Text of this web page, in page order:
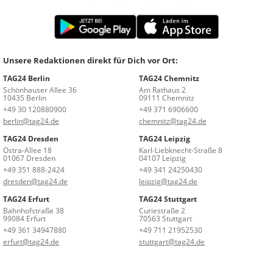
Unsere Redaktionen direkt für Dich vor Ort:
TAG24 Berlin
Schönhauser Allee 36
10435 Berlin
+49 30 120880900
berlin@tag24.de
TAG24 Chemnitz
Am Rathaus 2
09111 Chemnitz
+49 371 6906600
chemnitz@tag24.de
TAG24 Dresden
Ostra-Allee 18
01067 Dresden
+49 351 888-2424
dresden@tag24.de
TAG24 Leipzig
Karl-Liebknecht-Straße 8
04107 Leipzig
+49 341 24250430
leipzig@tag24.de
TAG24 Erfurt
Bahnhofstraße 38
99084 Erfurt
+49 361 34947880
erfurt@tag24.de
TAG24 Stuttgart
Curiestraße 2
70563 Stuttgart
+49 711 21952530
stuttgart@tag24.de